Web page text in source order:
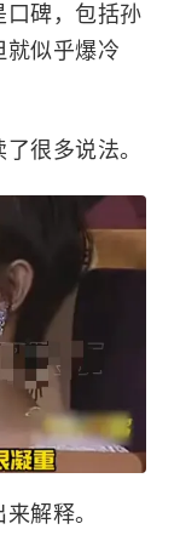
口碑，包括孙
就似乎爆冷
很多说法。
解释。